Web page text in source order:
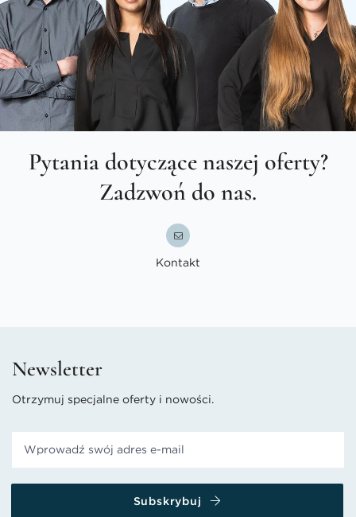
Pytania dotyczące naszej oferty?
Zadzwoń do nas.
Kontakt
Newsletter
Otrzymuj specjalne oferty i nowości.
Subskrybuj